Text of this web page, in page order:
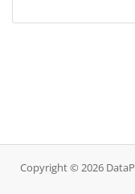
Copyright © 2026